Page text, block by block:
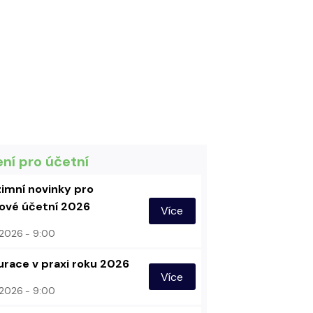
pro účetní
novinky pro
účetní 2026
9:00
Více
v praxi roku 2026
9:00
Více